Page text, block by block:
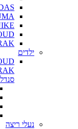
ילדים
נעלי ריצה